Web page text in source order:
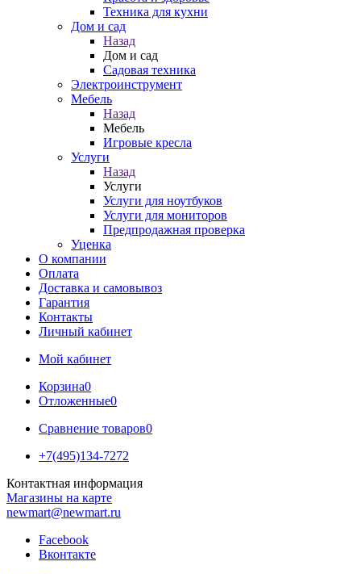
Техника для кухни
Дом и сад
Назад
Дом и сад
Садовая техника
Электроинструмент
Мебель
Назад
Мебель
Игровые кресла
Услуги
Назад
Услуги
Услуги для ноутбуков
Услуги для мониторов
Предпродажная проверка
Уценка
О компании
Оплата
Доставка и самовывоз
Гарантия
Контакты
Личный кабинет
Мой кабинет
Корзина0
Отложенные0
Сравнение товаров0
+7(495)134-7272
Контактная информация
Магазины на карте
newmart@newmart.ru
Facebook
Вконтакте